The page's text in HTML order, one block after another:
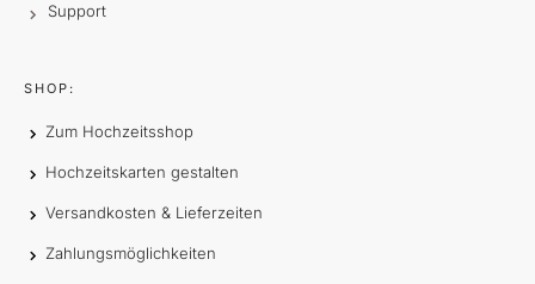
Support
SHOP:
Zum Hochzeitsshop
Hochzeitskarten gestalten
Versandkosten & Lieferzeiten
Zahlungsmöglichkeiten